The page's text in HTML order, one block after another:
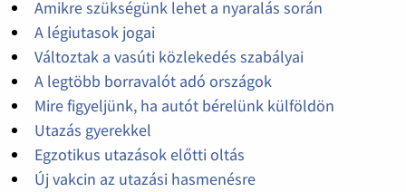
Amikre szükségünk lehet a nyaralás során
A légiutasok jogai
Változtak a vasúti közlekedés szabályai
A legtöbb borravalót adó országok
Mire figyeljünk, ha autót bérelünk külföldön
Utazás gyerekkel
Egzotikus utazások előtti oltás
Új vakcin az utazási hasmenésre